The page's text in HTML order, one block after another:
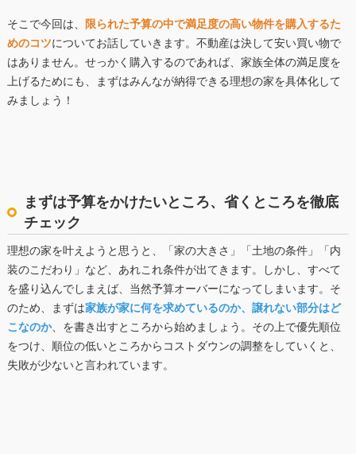
そこで今回は、 限られた予算の中で満足度の高い物件を購入するた
めのコツについてお話していきます。不動産は決して安い買い物で
はありません。せっかく購入するのであれば、家族全体の満足度を
上げるためにも、まずはみんなが納得できる理想の家を具体化して
みましょう！
まずは予算をかけたいところ、省くところを徹底
チェック
理想の家を叶えようと思うと、「家の大きさ」「土地の条件」「内
装のこだわり」など、あれこれ条件が出てきます。しかし、すべて
を盛り込んでしまえば、当然予算オーバーになってしまいます。そ
のため、まずは家族が家に何を求めているのか、譲れない部分はど
こなのか、を書き出すところから始めましょう。その上で優先順位
をつけ、順位の低いところからコストダウンの調整をしていくと、
失敗が少ないと言われています。